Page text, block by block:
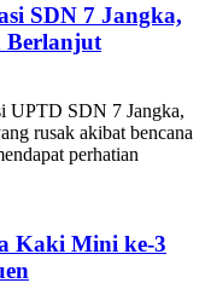
SDN 7 Jangka,
Berlanjut
UPTD SDN 7 Jangka,
rusak akibat bencana
perhatian
Kaki Mini ke-3